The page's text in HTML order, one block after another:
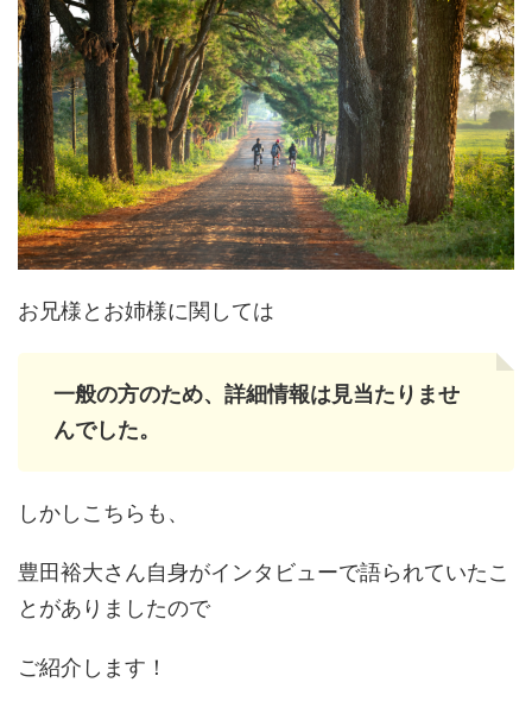
お兄様とお姉様に関しては
一般の方のため、詳細情報は見当たりませ
んでした。
しかしこちらも、
豊田裕大さん自身がインタビューで語られていたこ
とがありましたので
ご紹介します！